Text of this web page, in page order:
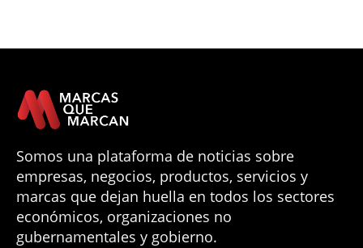
Somos una plataforma de noticias sobre
empresas, negocios, productos, servicios y
marcas que dejan huella en todos los sectores
económicos, organizaciones no
gubernamentales y gobierno.